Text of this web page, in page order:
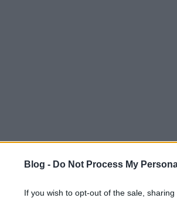
Blog - Do Not Process My
If you wish to opt-out of the sale,